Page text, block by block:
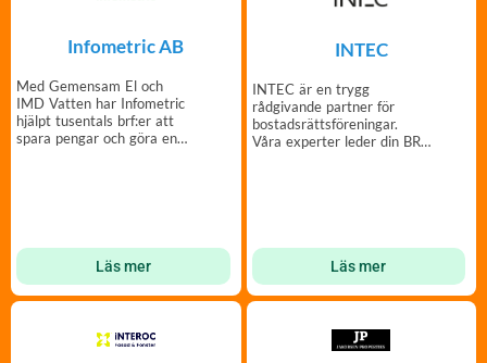
Infometric AB
Med Gemensam El och
IMD Vatten har Infometric
hjälpt tusentals brf:er att
spara pengar och göra en
Läs mer
INTEC
INTEC är en trygg
rådgivande partner för
bostadsrättsföreningar.
Våra experter leder din BRF
Läs mer